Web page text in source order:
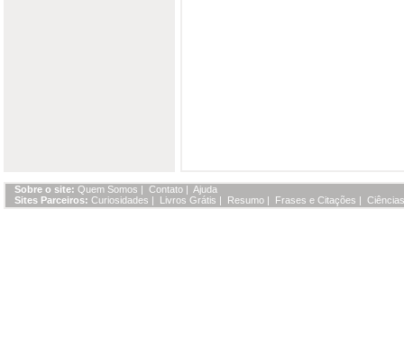
Sobre o site: Quem Somos | Contato | Ajuda
Sites Parceiros: Curiosidades | Livros Grátis | Resumo | Frases e Citações |